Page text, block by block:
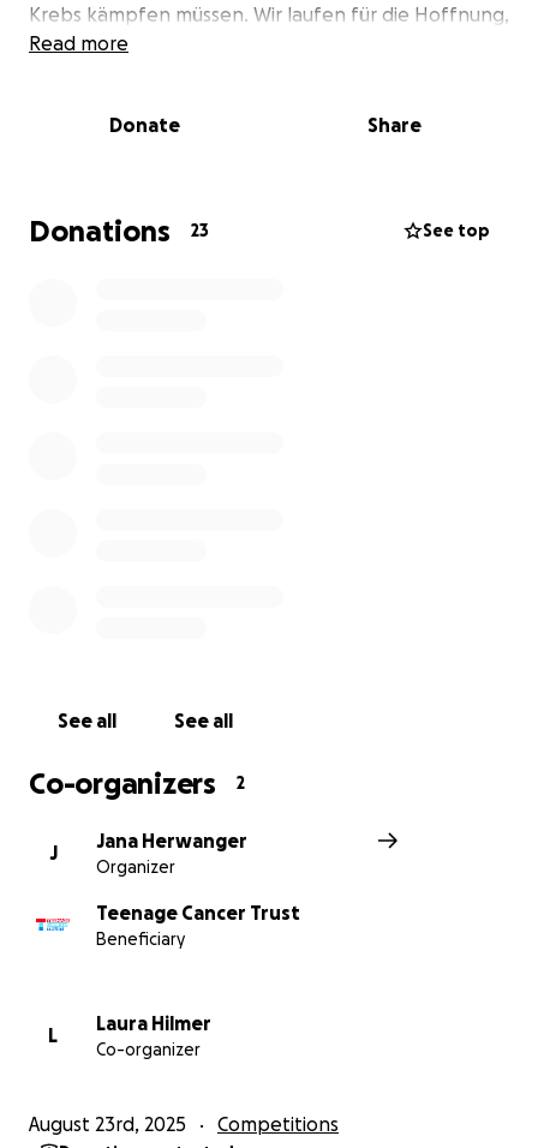
Krebs kämpfen müssen. Wir laufen für die Hoffnung,
die Liebe und die Stärke, die diese jungen Menschen
Unser Ziel ist es, so viel Geld wie möglich für den
unterstützt und uns hilft, unser Ziel zu erreichen.
Read more
Donate Share
Donations 23 See top
See all See all
Co-organizers 2
J
Jana Herwanger
Organizer
Teenage Cancer Trust
Beneficiary
L
Laura Hilmer
Co-organizer
August 23rd, 2025 Competitions